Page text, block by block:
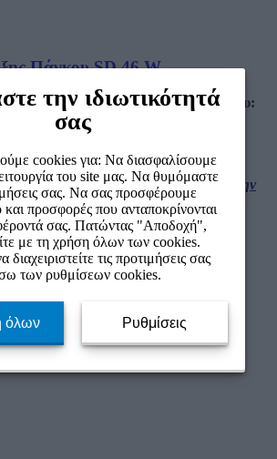
την ιδιωτικότητά
σας
cookies για: Να διασφαλίσουμε
του site μας. Να θυμόμαστε
σας. Να σας προσφέρουμε
και προσφορές που ανταποκρίνονται
σας. Πατώντας "Αποδοχή",
με τη χρήση όλων των cookies.
διαχειριστείτε τις προτιμήσεις σας
των ρυθμίσεων cookies.
όλων Ρυθμίσεις
Πάγκου SD 46 W
για τιμή.
Χαρακτηριστικά Ψυγείου:
570 x 500 x 500 mm Εσωτερικές
x 350 mm Χωρητικότητα: 50 lt
Κατανάλωση: 7,50kw/24h Εσωτερικός
Υγρό: R290aΓια να δείτε το τεχνικό
κάντε click εδώ. Για να επισκεφτείτε την
κάντε click εδώ.